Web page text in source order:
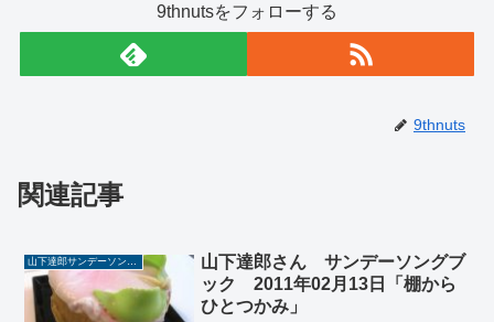
9thnutsをフォローする
9thnuts
関連記事
山下達郎サンデーソングブック
山下達郎さん サンデーソングブ
ック 2011年02月13日「棚から
ひとつかみ」